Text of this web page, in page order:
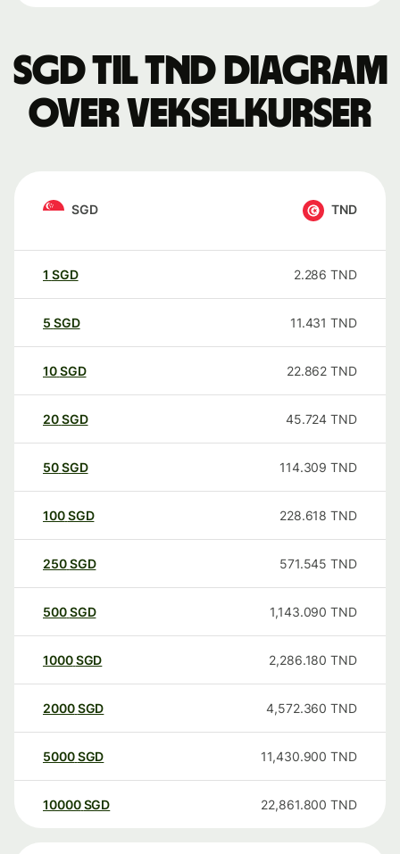
SGD til TND Diagram
over vekselkurser
SGD TND
1 SGD 2.286 TND
5 SGD 11.431 TND
10SGD 22.862 TND
20SGD 45.724 TND
50SGD 114.309 TND
100SGD 228.618 TND
250SGD 571.545 TND
500SGD 1,143.090 TND
1000SGD 2,286.180 TND
2000SGD 4,572.360 TND
5000SGD 11,430.900 TND
10000 SGD 22,861.800 TND